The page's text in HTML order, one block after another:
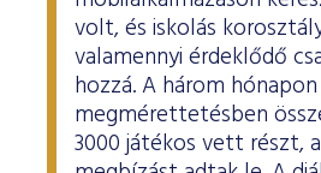
volt, és iskolás
valamennyi érdeklődő
hozzá. A három
megmérettetésben
3000 játékos vett részt,